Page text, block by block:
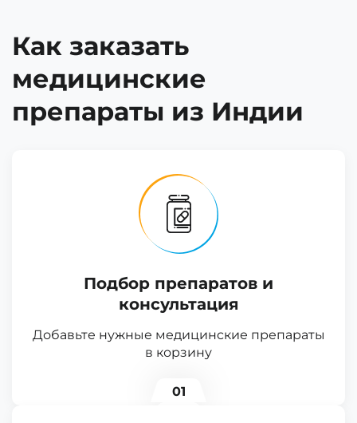
Как заказать
медицинские
препараты из Индии
Подбор препаратов и
консультация
Добавьте нужные медицинские препараты
в корзину
01